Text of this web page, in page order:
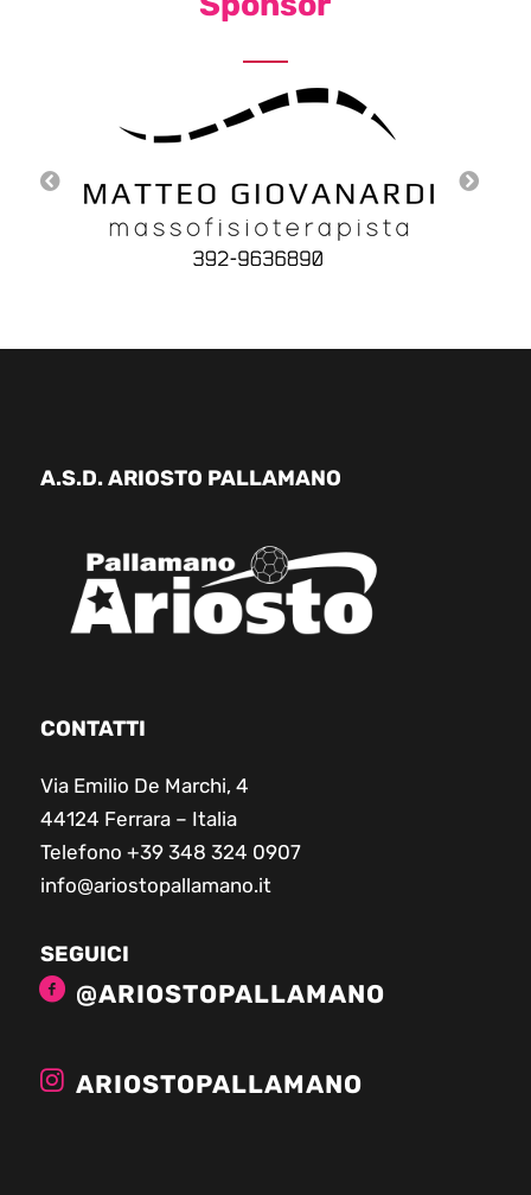
A.S.D. ARIOSTO PALLAMANO
CONTATTI
Via Emilio De Marchi, 4
44124 Ferrara – Italia
Telefono +39 348 324 0907
info@ariostopallamano.it
SEGUICI
@ARIOSTOPALLAMANO
ARIOSTOPALLAMANO